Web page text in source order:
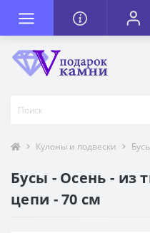
Кулоны и подвески Бусы
Бусы - Осень - из
цепи - 70 см